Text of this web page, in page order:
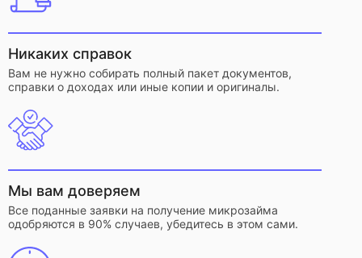
Никаких справок
Вам не нужно собирать полный пакет документов,
справки о доходах или иные копии и оригиналы.
Мы вам доверяем
Все поданные заявки на получение микрозайма
одобряются в 90% случаев, убедитесь в этом сами.